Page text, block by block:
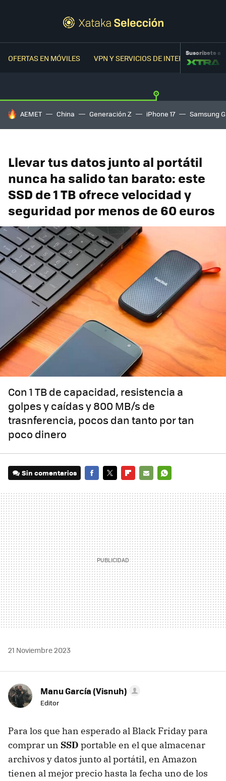
OFERTAS EN MÓVILES VPN Y SERVICIOS DE INTERNETSuscríbete a
HOY SE HABLA DE
AEMET China Generación Z iPhone 17 Samsung
Llevar tus datos junto al portátil
nunca ha salido tan barato: este
SSD de 1 TB ofrece velocidad y
seguridad por menos de 60 euros
Con 1 TB de capacidad, resistencia a
golpes y caídas y 800 MB/s de
trasnferencia, pocos dan tanto por tan
poco dinero
Sin comentarios
MAIL
21 Noviembre 2023
Manu García (Visnuh)
Editor
Para los que han esperado al Black Friday para
comprar un SSD portable en el que almacenar
archivos y datos junto al portátil, en Amazon
tienen al mejor precio hasta la fecha uno de los